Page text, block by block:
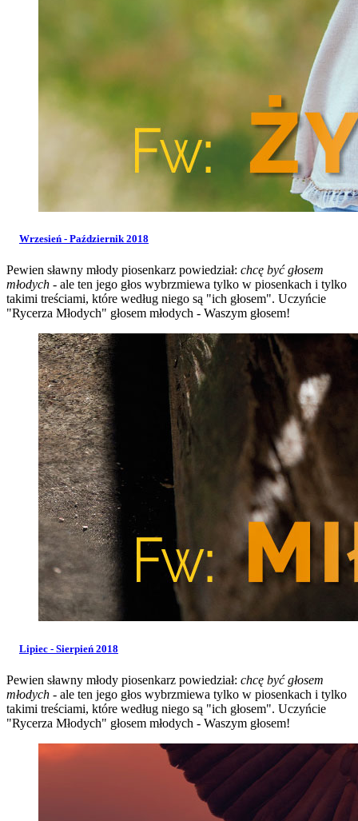
Wrzesień - Październik 2018
Pewien sławny młody piosenkarz powiedział: chcę być głosem
młodych - ale ten jego głos wybrzmiewa tylko w piosenkach i tylko
takimi treściami, które według niego są "ich głosem". Uczyńcie
"Rycerza Młodych" głosem młodych - Waszym głosem!
Lipiec - Sierpień 2018
Pewien sławny młody piosenkarz powiedział: chcę być głosem
młodych - ale ten jego głos wybrzmiewa tylko w piosenkach i tylko
takimi treściami, które według niego są "ich głosem". Uczyńcie
"Rycerza Młodych" głosem młodych - Waszym głosem!